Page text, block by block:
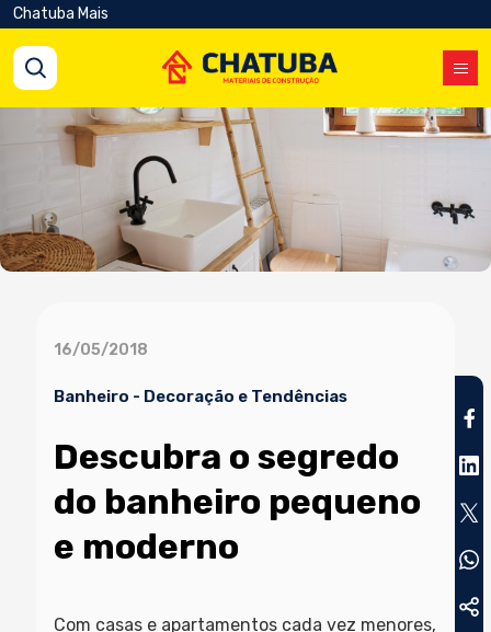
Chatuba Mais
16/05/2018
Banheiro - Decoração e Tendências
Descubra o segredo
do banheiro pequeno
e moderno
Com casas e apartamentos cada vez menores,